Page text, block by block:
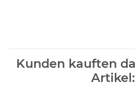
Kunden kauften
Artikel: